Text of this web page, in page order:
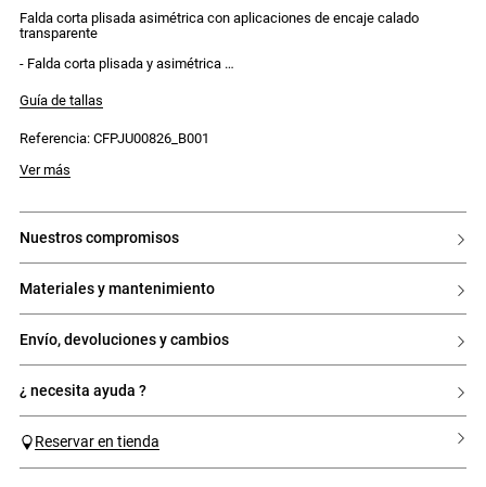
Falda corta plisada asimétrica con aplicaciones de encaje calado
transparente
- Falda corta plisada y asimétrica
- Volantes en el bajo
- Cierre con cremallera en el lateral
Guía de tallas
Referencia: CFPJU00826_B001
Ver más
nuestros compromisos
materiales y mantenimiento
envío, devoluciones y cambios
¿ necesita ayuda ?
Reservar en tienda